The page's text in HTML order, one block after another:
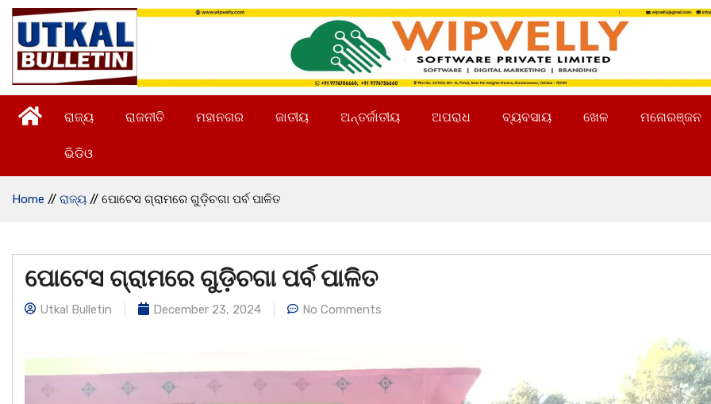
ରାଜ୍ୟ ରାଜନୀତି ମହାନଗର ଜାତୀୟ ଅନ୍ତର୍ଜାତୀୟ ଅପରାଧ ବ୍ୟବସାୟ ଖେଳ ମନୋରଞ୍ଜନ
ଭିଡିଓ
Home // ରାଜ୍ୟ // ପୋଟେସ ଗ୍ରାମରେ ଗୁଡ଼ିଚଗା ପର୍ବ ପାଳିତ
ପୋଟେସ ଗ୍ରାମରେ ଗୁଡ଼ିଚଗା ପର୍ବ ପାଳିତ
Utkal Bulletin December 23, 2024 No Comments